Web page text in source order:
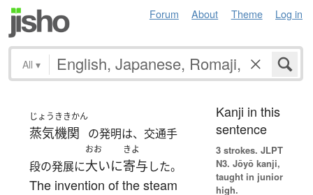
Forum About Theme Log in
All ▾
じょうききかん
蒸気機関 の発明は、交通手
段の発展に
おお
大いに
きよ
寄与した。
The invention of the steam
Kanji in this
sentence
3 strokes. JLPT
N3. Jōyō kanji,
taught in junior
high.